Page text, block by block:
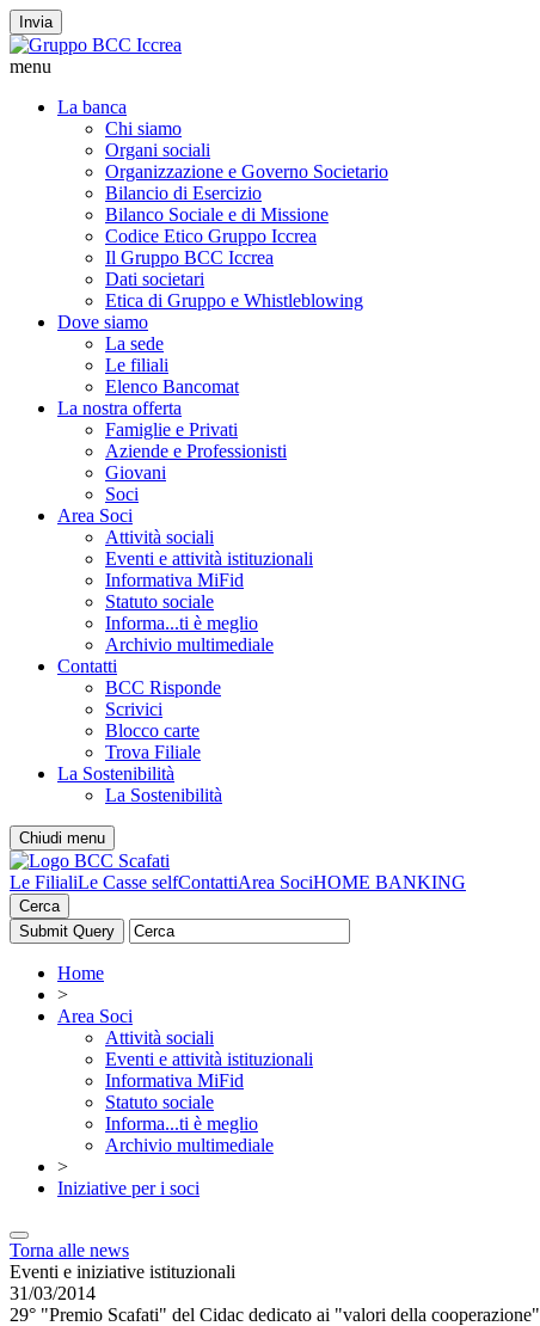
Invia
menu
La banca
Chi siamo
Organi sociali
Organizzazione e Governo Societario
Bilancio di Esercizio
Bilanco Sociale e di Missione
Codice Etico Gruppo Iccrea
Il Gruppo BCC Iccrea
Dati societari
Etica di Gruppo e Whistleblowing
Dove siamo
La sede
Le filiali
Elenco Bancomat
La nostra offerta
Famiglie e Privati
Aziende e Professionisti
Giovani
Soci
Area Soci
Attività sociali
Eventi e attività istituzionali
Informativa MiFid
Statuto sociale
Informa...ti è meglio
Archivio multimediale
Contatti
BCC Risponde
Scrivici
Blocco carte
Trova Filiale
La Sostenibilità
La Sostenibilità
Chiudi menu
Le FilialiLe Casse selfContattiArea SociHOME BANKING
Cerca
Home
>
Area Soci
Attività sociali
Eventi e attività istituzionali
Informativa MiFid
Statuto sociale
Informa...ti è meglio
Archivio multimediale
>
Iniziative per i soci
Torna alle news
Eventi e iniziative istituzionali
31/03/2014
29° "Premio Scafati" del Cidac dedicato ai "valori della cooperazione"